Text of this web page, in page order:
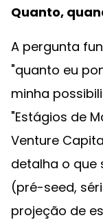
Quanto,
A pergunta
"quanto eu
minha
"Estágios de
Venture
detalha o que
(pré-seed,
projeção de